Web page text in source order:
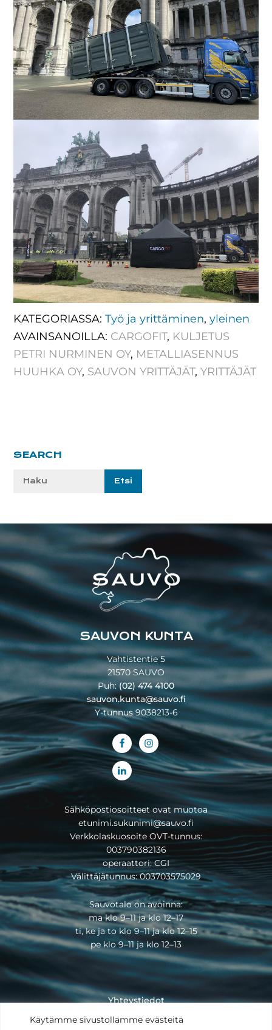
Käytämme sivustollamme evästeitä
KATEGORIASSA:Työ ja yrittäminen,yleinen
AVAINSANOILLA: CARGOFIT, KULJETUS
PETRI NURMINEN OY, METALLIASENNUS
HUUHKA OY, SAUVON YRITTÄJÄT,YRITTÄJÄT
Ensisijainen
SEARCH
Etsi
Footer
SAUVON KUNTA
Vahtistentie 5
21570 SAUVO
Puh:(02) 474 4100
sauvon.kunta@sauvo.fi
Y-tunnus 9038213-6
Sähköpostiosoitteet ovat muotoa
etunimi.sukunimi@sauvo.fi
Verkkolaskuosoite OVT-tunnus:
003790382136
operaattori: CGI
Välittäjätunnus: 003703575029
Sauvotalo on avoinna:
ma klo 9–11 ja klo 12–17
ti, ke ja to klo 9–11 ja klo 12–15
pe klo 9–11 ja klo 12–13
Yhteystiedot
Saavutettavuusseloste